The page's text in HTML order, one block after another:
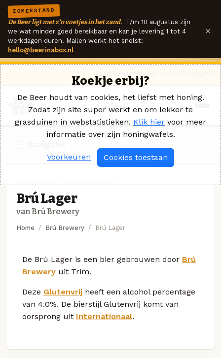
ZOMERSTAND
De Beer ligt met z'n voetjes in het zand. T/m 10 augustus zijn
we wat minder goed bereikbaar en kan je levering 1 tot 4
werkdagen duren. Mailen werkt het snelst:
hello@beerinabox.nl
×
Brú Lager
van Brú Brewery
Home Brú Brewery Brú Lager
De Brú Lager is een bier gebrouwen door Brú
Brewery uit Trim.
Deze Glutenvrij heeft een alcohol percentage
van 4.0%. De bierstijl Glutenvrij komt van
oorsprong uit Internationaal.
Koekje erbij?
De Beer houdt van cookies, het liefst met honing.
Zodat zijn site super werkt en om lekker te
grasduinen in webstatistieken. Klik hier voor meer
informatie over zijn honingwafels.
Voorkeuren Cookies toestaan